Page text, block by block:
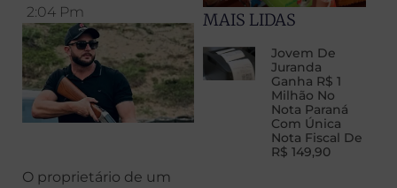
2:04 Pm
O proprietário de um
MAIS LIDAS
Jovem De
Juranda
Ganha R$ 1
Milhão No
Nota Paraná
Com Única
Nota Fiscal De
R$ 149,90